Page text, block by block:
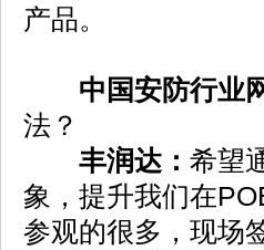
产品。
中国安防行业
法？
丰润达： 希望
象，提升我们在
参观的很多，现场